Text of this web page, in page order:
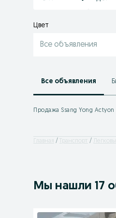
Цвет
Все объявления
Все объявления
Продажа Ssang Yong Actyon
Главная Транспорт
Мы нашли 17